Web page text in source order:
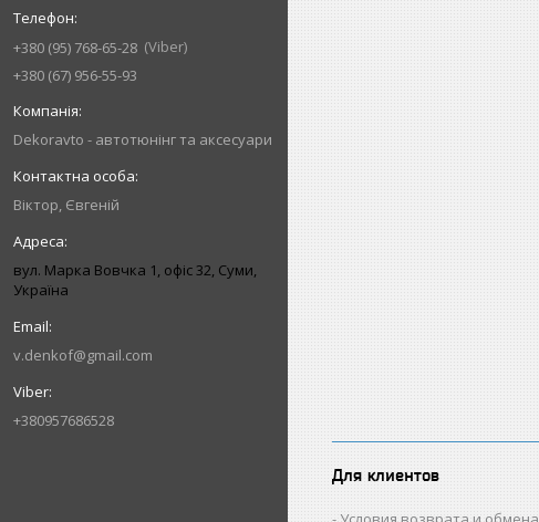
+380 (95) 768-65-28 Viber
+380 (67) 956-55-93
Dekoravto - автотюнінг та аксесуари
Віктор, Євгеній
вул. Марка Вовчка 1, офіс 32, Суми,
Україна
v.denkof@gmail.com
+380957686528
Для клиентов